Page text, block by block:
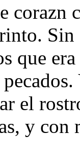
corazn
Sin
que
el
y con